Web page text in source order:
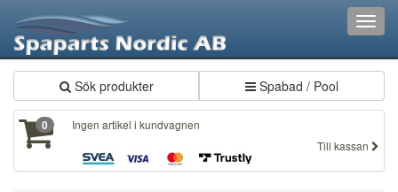
Sök produkter Spabad / Pool
0
Ingen artikel i kundvagnen
Till kassan